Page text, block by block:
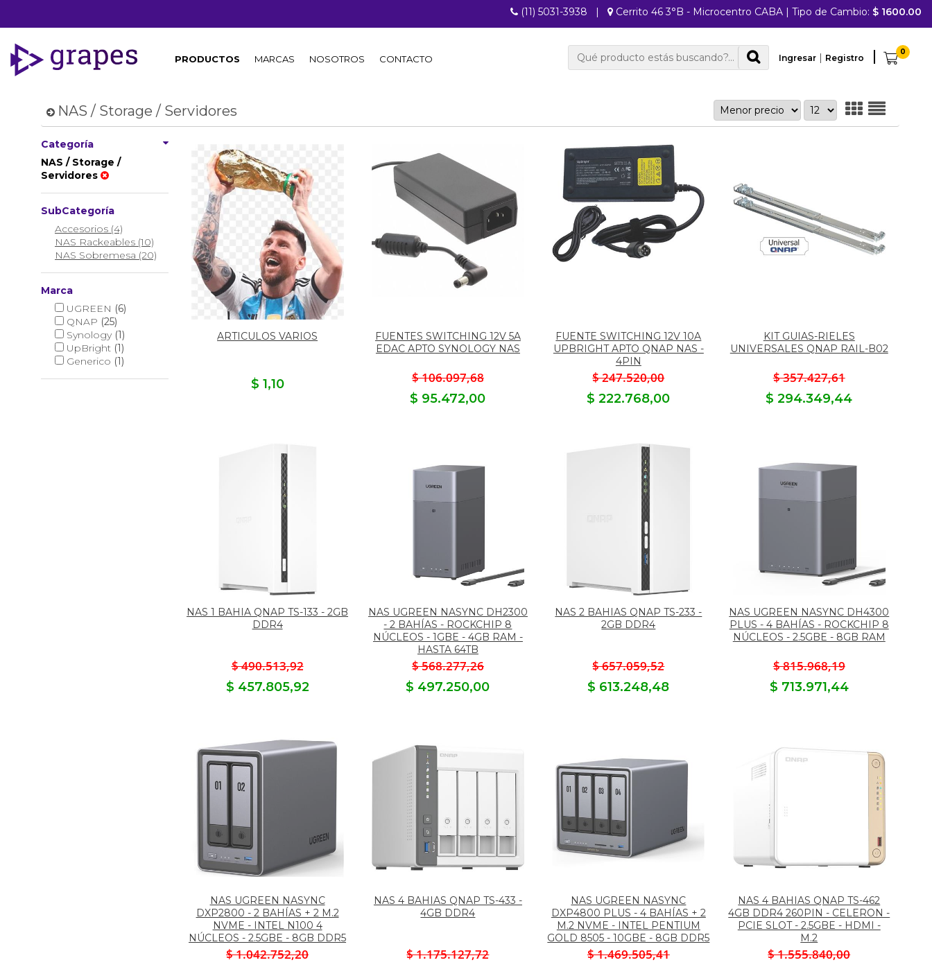
(11) 5031-3938 | Cerrito 46 3°B - Microcentro CABA | Tipo de Cambio: $ 1600.00
Ingresar | Registro
0
PRODUCTOS MARCAS NOSOTROS CONTACTO
NAS / Storage / Servidores
Categoría
NAS / Storage /
Servidores
SubCategoría
Accesorios (4)
NAS Rackeables (10)
NAS Sobremesa (20)
Marca
UGREEN (6)
QNAP (25)
Synology (1)
UpBright (1)
Generico (1)
ARTICULOS VARIOS
$ 1,10
FUENTES SWITCHING 12V 5A
EDAC APTO SYNOLOGY NAS
$ 106.097,68
$ 95.472,00
FUENTE SWITCHING 12V 10A
UPBRIGHT APTO QNAP NAS -
4PIN
$ 247.520,00
$ 222.768,00
KIT GUIAS-RIELES
UNIVERSALES QNAP RAIL-B02
$ 357.427,61
$ 294.349,44
NAS 1 BAHIA QNAP TS-133 - 2GB
DDR4
$ 490.513,92
$ 457.805,92
NAS UGREEN NASYNC DH2300
- 2 BAHÍAS - ROCKCHIP 8
NÚCLEOS - 1GBE - 4GB RAM -
HASTA 64TB
$ 568.277,26
$ 497.250,00
NAS 2 BAHIAS QNAP TS-233 -
2GB DDR4
$ 657.059,52
$ 613.248,48
NAS UGREEN NASYNC DH4300
PLUS - 4 BAHÍAS - ROCKCHIP 8
NÚCLEOS - 2.5GBE - 8GB RAM
$ 815.968,19
$ 713.971,44
NAS UGREEN NASYNC
DXP2800 - 2 BAHÍAS + 2 M.2
NVME - INTEL N100 4
NÚCLEOS - 2.5GBE - 8GB DDR5
$ 1.042.752,20
NAS 4 BAHIAS QNAP TS-433 -
4GB DDR4
$ 1.175.127,72
NAS UGREEN NASYNC
DXP4800 PLUS - 4 BAHÍAS + 2
M.2 NVME - INTEL PENTIUM
GOLD 8505 - 10GBE - 8GB DDR5
$ 1.469.505,41
NAS 4 BAHIAS QNAP TS-462
4GB DDR4 260PIN - CELERON -
PCIE SLOT - 2.5GBE - HDMI -
M.2
$ 1.555.840,00